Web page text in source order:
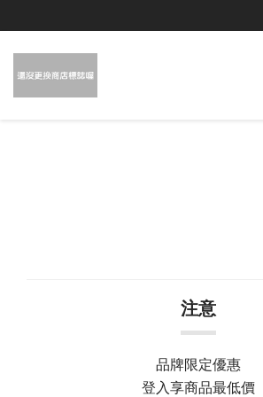
注意
品牌限定優惠
登入享商品最低價